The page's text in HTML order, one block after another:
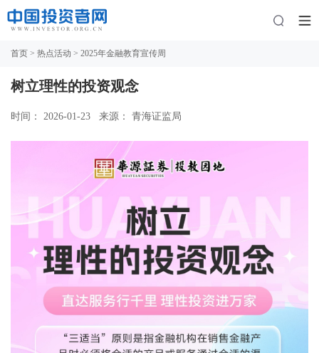
首页 > 热点活动 > 2025年金融教育宣传周
树立理性的投资观念
时间： 2026-01-23 来源： 青海证监局